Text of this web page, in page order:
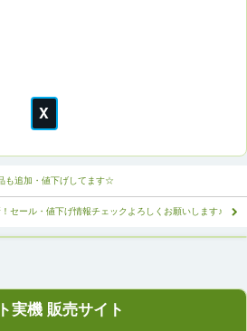
も追加・値下げしてます☆
セール・値下げ情報チェックよろしくお願いします♪
実機 販売サイト